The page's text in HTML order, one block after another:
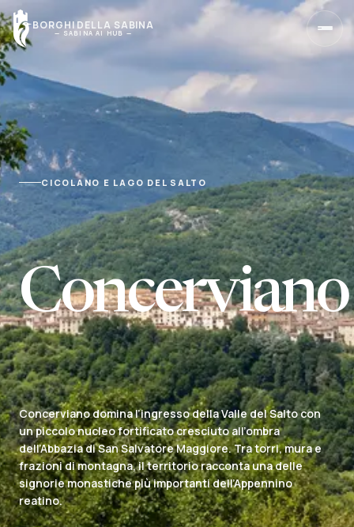
BORGHI DELLA SABINA
— SABINA AI HUB —
Home
Torna alla pagina principale
Borghi
Cerca un borgo o scegli una zona
Sapori
Tradizioni, tavole e produttori
Olio
Scopri l’olio della Sabina
Esperienze
Eventi, cammini, outdoor e pesca
Dove Dormire
Strutture e soggiorni nel territorio
Info
Informazioni sul progetto BDS
CICOLANO E LAGO DEL SALTO
Concerviano
Concerviano domina l’ingresso della Valle del Salto con
un piccolo nucleo fortificato cresciuto all’ombra
dell’Abbazia di San Salvatore Maggiore. Tra torri, mura e
frazioni di montagna, il territorio racconta una delle
signorie monastiche più importanti dell’Appennino
reatino.